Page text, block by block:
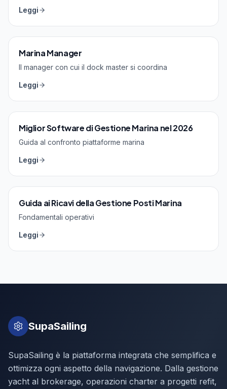
Leggi
Marina Manager
Il manager con cui il dock master si coordina
Leggi
Miglior Software di Gestione Marina nel 2026
Guida al confronto piattaforme marina
Leggi
Guida ai Ricavi della Gestione Posti Marina
Fondamentali operativi
Leggi
SupaSailing
SupaSailing è la piattaforma integrata che semplifica e
ottimizza ogni aspetto della navigazione. Dalla gestione
yacht al brokerage, operazioni charter a progetti refit,